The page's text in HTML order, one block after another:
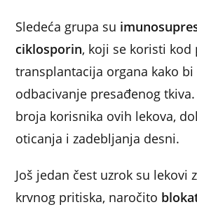
Sledeća grupa su
ciklosporin, koji se koristi kod
transplantacija organa kako
odbacivanje presađenog
broja korisnika ovih lekova,
oticanja i zadebljanja desni.
Još jedan čest uzrok su lekovi
krvnog pritiska, naročito